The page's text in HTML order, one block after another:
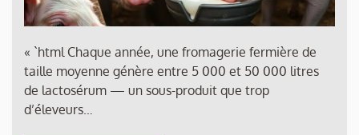
« `html Chaque année, une fromagerie fermière de
taille moyenne génère entre 5 000 et 50 000 litres
de lactosérum — un sous-produit que trop
d’éleveurs…